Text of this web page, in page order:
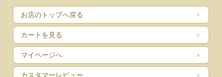
お店のトップへ戻る
カートを見る
マイページへ
カスタマーレビュー